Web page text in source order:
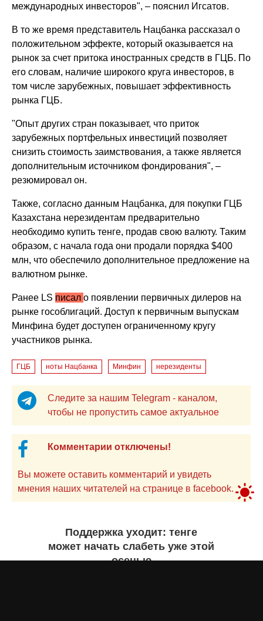
международных инвесторов", – пояснил Игсатов.
В то же время представитель Нацбанка рассказал о
положительном эффекте, который оказывается на
рынок за счет притока иностранных средств в ГЦБ. По
его словам, наличие широкого круга инвесторов, в
том числе зарубежных, повышает эффективность
рынка ГЦБ.
"Опыт других стран показывает, что приток
зарубежных портфельных инвестиций позволяет
снизить стоимость заимствования, а также является
дополнительным источником фондирования", –
резюмировал он.
Также, согласно данным Нацбанка, для покупки ГЦБ
Казахстана нерезидентам предварительно
необходимо купить тенге, продав свою валюту. Таким
образом, с начала года они продали порядка $400
млн, что обеспечило дополнительное предложение на
валютном рынке.
Ранее LS писало появлении первичных дилеров на
рынке гособлигаций. Доступ к первичным выпускам
Минфина будет доступен ограниченному кругу
участников рынка.
ГЦБ ноты Нацбанка Минфин нерезиденты
Следите за нашим Telegram - каналом,
чтобы не пропустить самое актуальное
Комментарии отключены!
Вы можете оставить комментарий и увидеть
мнения наших читателей на странице в facebook.
Поддержка уходит: тенге
может начать слабеть уже этой
осенью